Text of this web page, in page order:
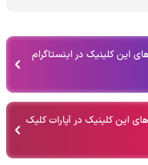
این کلینیک در اینستاگرام
این کلینیک در آپارات کلیک